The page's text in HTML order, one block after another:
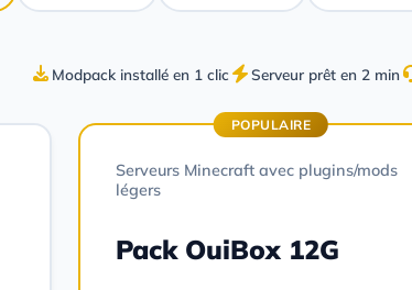
Modpack installé en 1 clic Serveur prêt en 2 min
POPULAIRE
Serveurs Minecraft avec plugins/mods
légers
Pack OuiBox 12G